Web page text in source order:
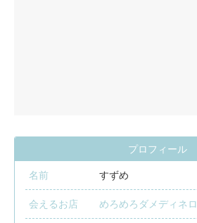
プロフィール
名前 すずめ
会えるお店 めろめろダメディネロ